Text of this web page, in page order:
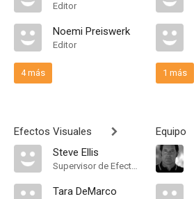
Editor
Noemi Preiswerk
Editor
4 más
Efectos Visuales
Steve Ellis
Supervisor de Efectos Visuales
Tara DeMarco
1 más
Equipo